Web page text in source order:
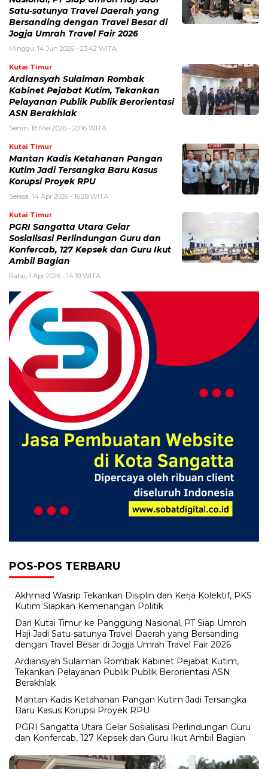
Satu-satunya Travel Daerah yang
Bersanding dengan Travel Besar di
Jogja Umrah Travel Fair 2026
Minggu, 14 Jun 2026 - 23:42 WITA
Kutai Timur
Ardiansyah Sulaiman Rombak
Kabinet Pejabat Kutim, Tekankan
Pelayanan Publik Publik Berorientasi
ASN Berakhlak
Senin, 18 Mei 2026 - 20:16 WITA
Kutai Timur
Mantan Kadis Ketahanan Pangan
Kutim Jadi Tersangka Baru Kasus
Korupsi Proyek RPU
Selasa, 14 Apr 2026 - 16:28 WITA
Kutai Timur
PGRI Sangatta Utara Gelar
Sosialisasi Perlindungan Guru dan
Konfercab, 127 Kepsek dan Guru Ikut
Ambil Bagian
Rabu, 1 Apr 2026 - 14:19 WITA
POS-POS TERBARU
Akhmad Wasrip Tekankan Disiplin dan Kerja Kolektif, PKS
Kutim Siapkan Kemenangan Politik
Dari Kutai Timur ke Panggung Nasional, PT Siap Umroh
Haji Jadi Satu-satunya Travel Daerah yang Bersanding
dengan Travel Besar di Jogja Umrah Travel Fair 2026
Ardiansyah Sulaiman Rombak Kabinet Pejabat Kutim,
Tekankan Pelayanan Publik Publik Berorientasi ASN
Berakhlak
Mantan Kadis Ketahanan Pangan Kutim Jadi Tersangka
Baru Kasus Korupsi Proyek RPU
PGRI Sangatta Utara Gelar Sosialisasi Perlindungan Guru
dan Konfercab, 127 Kepsek dan Guru Ikut Ambil Bagian